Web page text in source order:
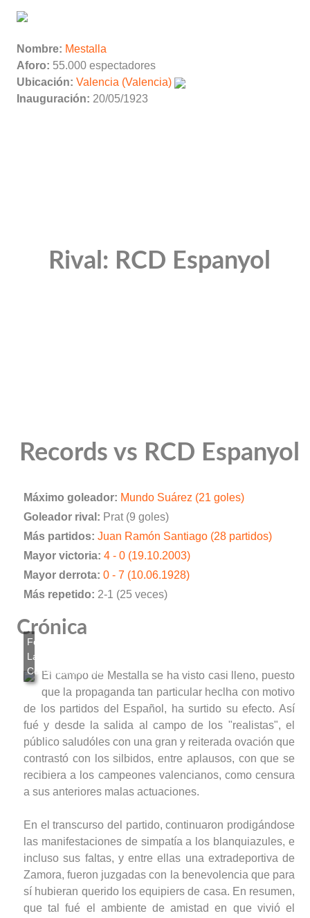
Nombre: Mestalla
Aforo: 55.000 espectadores
Ubicación: Valencia (Valencia)
Inauguración: 20/05/1923
Rival: RCD Espanyol
Records vs RCD Espanyol
Máximo goleador: Mundo Suárez (21 goles)
Goleador rival: Prat (9 goles)
Más partidos: Juan Ramón Santiago (28 partidos)
Mayor victoria: 4 - 0 (19.10.2003)
Mayor derrota: 0 - 7 (10.06.1928)
Más repetido: 2-1 (25 veces)
Crónica
El campo de Mestalla se ha visto casi lleno, puesto
que la propaganda tan particular heclha con motivo
de los partidos del Español, ha surtido su efecto. Así
fué y desde la salida al campo de los "realistas", el
público saludóles con una gran y reiterada ovación que
contrastó con los silbidos, entre aplausos, con que se
recibiera a los campeones valencianos, como censura
a sus anteriores malas actuaciones.
En el transcurso del partido, continuaron prodigándose
las manifestaciones de simpatía a los blanquiazules, e
incluso sus faltas, y entre ellas una extradeportiva de
Zamora, fueron juzgadas con la benevolencia que para
sí hubieran querido los equipiers de casa. En resumen,
que tal fué el ambiente de amistad en que vivió el